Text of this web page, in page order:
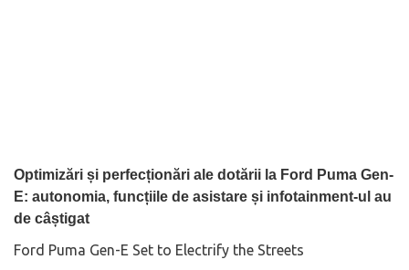
Optimizări și perfecționări ale dotării la Ford Puma Gen-
E: autonomia, funcțiile de asistare și infotainment-ul au
de câștigat
Ford Puma Gen-E Set to Electrify the Streets